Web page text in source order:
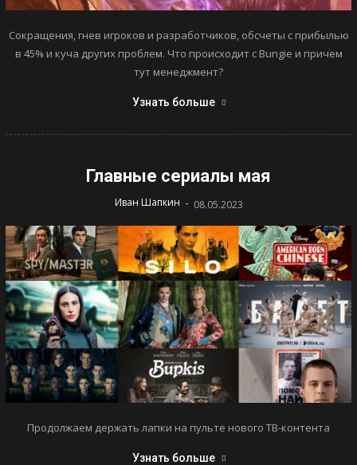
Сокращения, гнев игроков и разработчиков, обсчеты с прибылью
в 45% и куча других проблем. Что происходит с Bungie и причем
тут менеджмент?
Узнать больше
Главные сериалы мая
Иван Шапкин - 08.05.2023
Продолжаем держать лапки на пульте нового ТВ-контента
Узнать больше